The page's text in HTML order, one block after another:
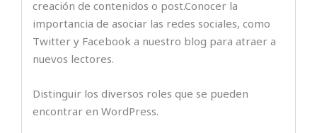
creación de contenidos o post.Conocer la
importancia de asociar las redes sociales, como
Twitter y Facebook a nuestro blog para atraer a
nuevos lectores.
Distinguir los diversos roles que se pueden
encontrar en WordPress.